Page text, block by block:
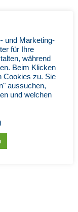
und Marketing-
für Ihre
während
Beim Klicken
Cookies zu. Sie
aussuchen,
und welchen